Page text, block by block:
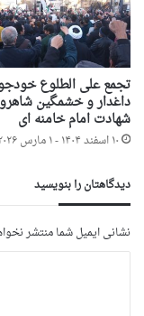
تجمع علی الطلوع
داغدار و خشمگین
شهادت امام خامنه ای
۱۰ اسفند ۱۴۰۴ - ۱ مارس ۲۰۲۶
دیدگاهتان را بنویسید
نشانی ایمیل شما منتشر